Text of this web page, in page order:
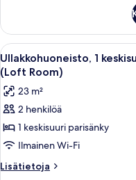
kuvat
keskisuuri
parisänky,
näköala
kanavalle
(Cosy
Room)
Avaa
kaikki
huonetyypin
Ullakkohuoneisto,
1
keskisuuri
parisänky,
näköala
7
Ullakkohuoneisto, 1
(Loft Room)
23 m²
2 henkilöä
1 keskisuuri parisänky
Ilmainen Wi-Fi
Lisätietoja
Lisätietoja